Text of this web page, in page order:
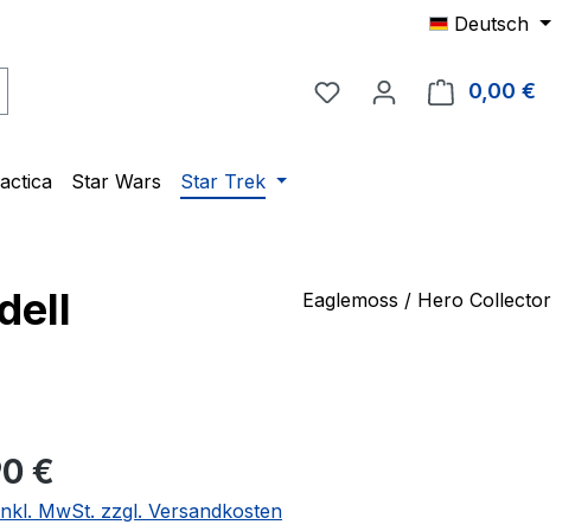
Deutsch
Du hast 0 Produkte auf
0,00 €
Star Wars Star Trek
Eaglemoss / Hero Collector
Preis:
€
MwSt. zzgl. Versandkosten